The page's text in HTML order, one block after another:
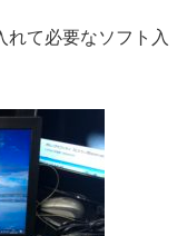
れて必要なソフト入